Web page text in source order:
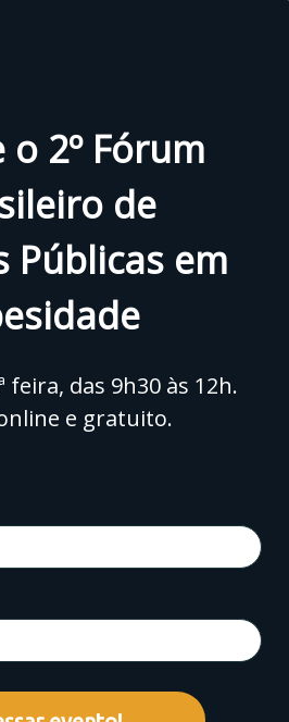
o 2º Fórum
de
Públicas em
feira, das 9h30 às 12h.
e gratuito.